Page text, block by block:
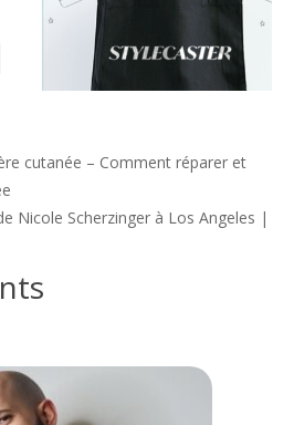
cutanée – Comment réparer et
Nicole Scherzinger à Los Angeles |